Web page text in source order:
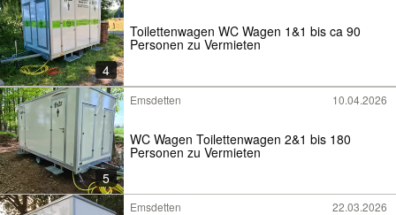
4
Toilettenwagen WC Wagen 1&1 bis ca 90
Personen zu Vermieten
5
Emsdetten 10.04.2026
WC Wagen Toilettenwagen 2&1 bis 180
Personen zu Vermieten
Emsdetten 22.03.2026